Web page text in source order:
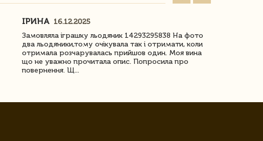
ІРИНА 16.12.2025
Замовляла іграшку льодяник 14293295838 На фото
два льодяники,тому очікувала так і отримати, коли
отримала розчарувалась прийшов один. Моя вина
що не уважно прочитала опис. Попросила про
повернення. Щ...